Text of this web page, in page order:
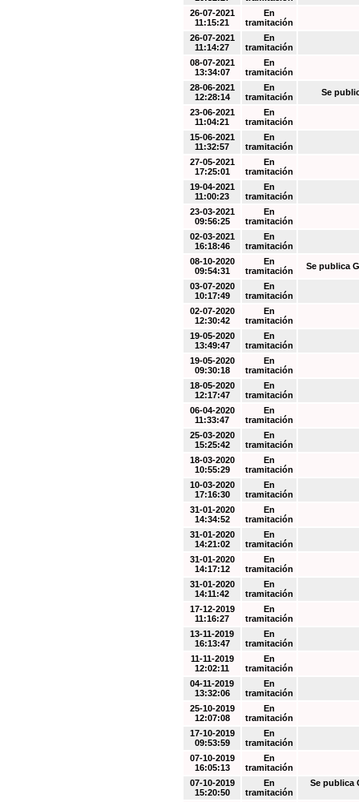
26-07-2021
11:15:21
En
tramitación
26-07-2021
11:14:27
En
tramitación
08-07-2021
13:34:07
En
tramitación
28-06-2021
12:28:14
En
tramitación
Se
23-06-2021
11:04:21
En
tramitación
15-06-2021
11:32:57
En
tramitación
27-05-2021
17:25:01
En
tramitación
19-04-2021
11:00:23
En
tramitación
23-03-2021
09:56:25
En
tramitación
02-03-2021
16:18:46
En
tramitación
08-10-2020
09:54:31
En
tramitación
Se publica
03-07-2020
10:17:49
En
tramitación
02-07-2020
12:30:42
En
tramitación
19-05-2020
13:49:47
En
tramitación
19-05-2020
09:30:18
En
tramitación
18-05-2020
12:17:47
En
tramitación
06-04-2020
11:33:47
En
tramitación
25-03-2020
15:25:42
En
tramitación
18-03-2020
10:55:29
En
tramitación
10-03-2020
17:16:30
En
tramitación
31-01-2020
14:34:52
En
tramitación
31-01-2020
14:21:02
En
tramitación
31-01-2020
14:17:12
En
tramitación
31-01-2020
14:11:42
En
tramitación
17-12-2019
11:16:27
En
tramitación
13-11-2019
16:13:47
En
tramitación
11-11-2019
12:02:11
En
tramitación
04-11-2019
13:32:06
En
tramitación
25-10-2019
12:07:08
En
tramitación
17-10-2019
09:53:59
En
tramitación
07-10-2019
16:05:13
En
tramitación
07-10-2019
15:20:50
En
tramitación
Se publica